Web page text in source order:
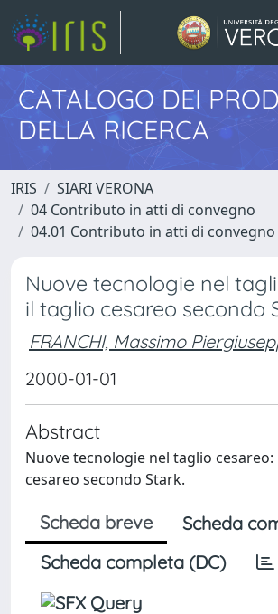
CATALOGO DEI
DELLA RICERCA
IRIS
SIARI VERONA
04 Contributo in atti di convegno
04.01 Contributo in atti di convegno
Nuove tecnologie nel
il taglio cesareo secondo
FRANCHI, Massimo
2000-01-01
Abstract
Nuove tecnologie nel taglio
cesareo secondo Stark.
Scheda breve
Scheda
Scheda completa (DC)